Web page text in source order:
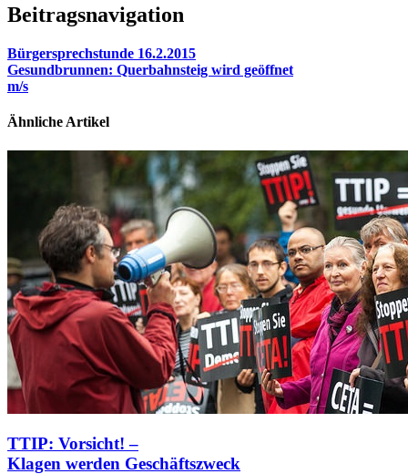
Beitragsnavigation
Bürgersprechstunde 16.2.2015
Gesundbrunnen: Querbahnsteig wird geöffnet
m/s
Ähnliche Artikel
TTIP: Vorsicht! –
Klagen werden Geschäftszweck